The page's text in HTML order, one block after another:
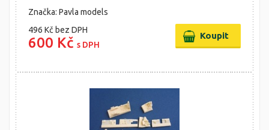
Značka: Pavla models
496 Kč bez DPH
600 Kč s DPH